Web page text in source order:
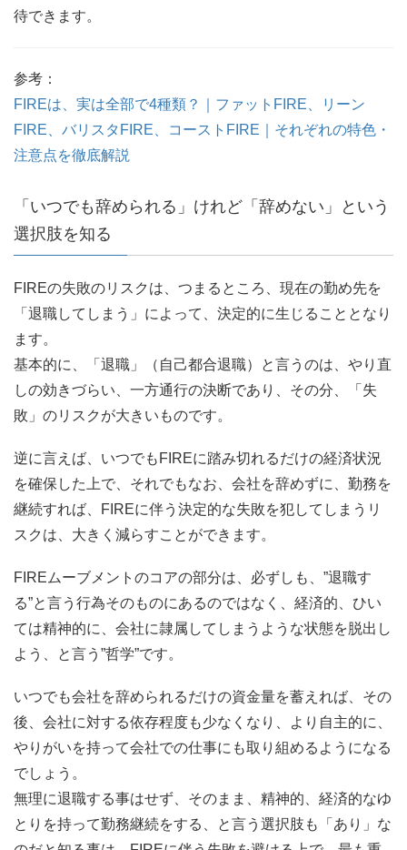
待できます。
参考：
FIREは、実は全部で4種類？｜ファットFIRE、リーン
FIRE、バリスタFIRE、コーストFIRE｜それぞれの特色・
注意点を徹底解説
「いつでも辞められる」けれど「辞めない」という
選択肢を知る
FIREの失敗のリスクは、つまるところ、現在の勤め先を
「退職してしまう」によって、決定的に生じることとなり
ます。
基本的に、「退職」（自己都合退職）と言うのは、やり直
しの効きづらい、一方通行の決断であり、その分、「失
敗」のリスクが大きいものです。
逆に言えば、いつでもFIREに踏み切れるだけの経済状況
を確保した上で、それでもなお、会社を辞めずに、勤務を
継続すれば、FIREに伴う決定的な失敗を犯してしまうリ
スクは、大きく減らすことができます。
FIREムーブメントのコアの部分は、必ずしも、”退職す
る”と言う行為そのものにあるのではなく、経済的、ひい
ては精神的に、会社に隷属してしまうような状態を脱出し
よう、と言う”哲学”です。
いつでも会社を辞められるだけの資金量を蓄えれば、その
後、会社に対する依存程度も少なくなり、より自主的に、
やりがいを持って会社での仕事にも取り組めるようになる
でしょう。
無理に退職する事はせず、そのまま、精神的、経済的なゆ
とりを持って勤務継続をする、と言う選択肢も「あり」な